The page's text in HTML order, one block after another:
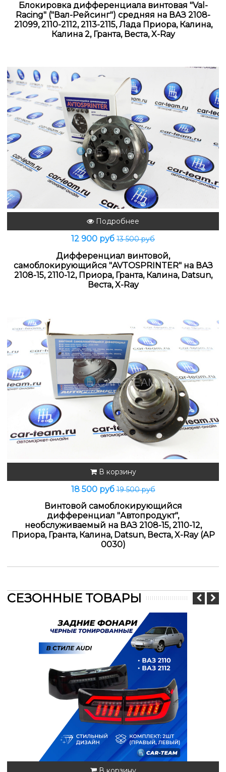
Блокировка дифференциала винтовая "Val-
Racing" ("Вал-Рейсинг") средняя на ВАЗ 2108-
21099, 2110-2112, 2113-2115, Лада Приора, Калина,
Калина 2, Гранта, Веста, X-Ray
Подробнее
12 900 руб 13 500 руб
Дифференциал винтовой,
самоблокирующийся "AVTOSPRINTER" на ВАЗ
2108-15, 2110-12, Приора, Гранта, Калина, Datsun,
Веста, X-Ray
В корзину
18 500 руб19 500 руб
Винтовой самоблокирующийся
дифференциал "Автопродукт",
необслуживаемый на ВАЗ 2108-15, 2110-12,
Приора, Гранта, Калина, Datsun, Веста, X-Ray (АР
0030)
СЕЗОННЫЕ ТОВАРЫ